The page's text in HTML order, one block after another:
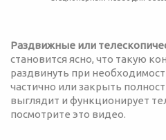
Раздвижные или
становится ясно, что такую
раздвинуть при
частично или закрыть
выглядит и функционирует
посмотрите это видео.